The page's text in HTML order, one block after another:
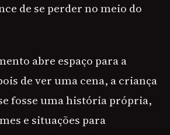
de se perder no meio do
abre espaço para a
de ver uma cena, a criança
fosse uma história própria,
e situações para